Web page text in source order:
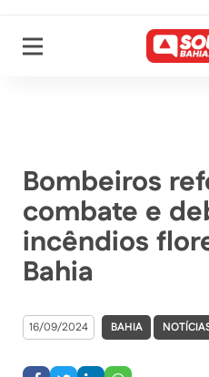
Bombeiros
combate e
incêndios
Bahia
16/09/2024 BAHIA